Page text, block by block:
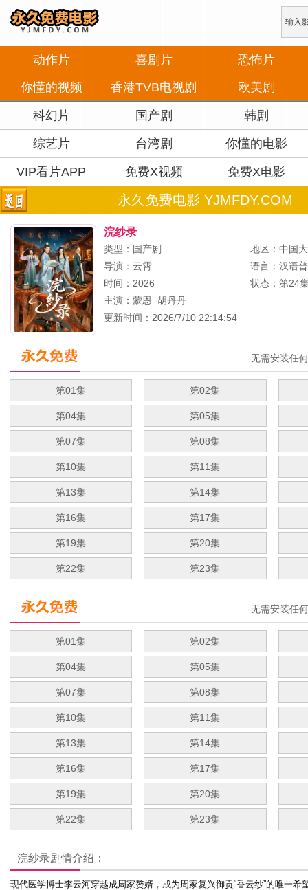
动作片 喜剧片
恐怖片
你懂的视频
香港TVB电视剧 欧美剧
科幻片 国产剧 韩剧
综艺片 台湾剧 你懂的电影
VIP看片APP 免费X视频 免费X电影
永久免费电影 YJMFDY.COM
浣纱录
类型：国产剧
地区：中国
导演： 云霄
语言：汉语
时间：2026
状态：第24
主演： 蒙恩
胡丹丹
更新时间：2026/7/10 22:14:54
无需安装任
第01集 第02集
第04集 第05集
第07集 第08集
第10集 第11集
第13集 第14集
第16集 第17集
第19集 第20集
第22集 第23集
无需安装任
第01集 第02集
第04集 第05集
第07集 第08集
第10集 第11集
第13集 第14集
第16集 第17集
第19集 第20集
第22集 第23集
浣纱录剧情介绍：
现代医学博士李云河穿越成周家赘婿，成为周家复兴御贡“香云纱”的唯一希